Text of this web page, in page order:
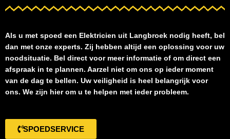
Als u met spoed een Elektricien uit Langbroek nodig heeft, bel
dan met onze experts. Zij hebben altijd een oplossing voor uw
noodsituatie. Bel direct voor meer informatie of om direct een
afspraak in te plannen. Aarzel niet om ons op ieder moment
van de dag te bellen. Uw veiligheid is heel belangrijk voor
ons. We zijn hier om u te helpen met ieder probleem.
SPOEDSERVICE